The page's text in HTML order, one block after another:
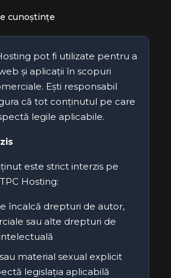
cunoștințe
pot fi utilizate pentru a
și aplicații în scopuri
Ești responsabil
că tot conținutul pe care
legile aplicabile.
este strict interzis pe
Hosting:
încalcă drepturi de autor,
sau alte drepturi de
material sexual explicit
legislația aplicabilă